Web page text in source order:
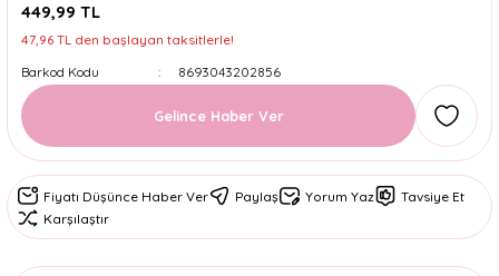
449,99 TL
47,96 TL den başlayan taksitlerle!
Barkod Kodu
8693043202856
Gelince Haber Ver
Fiyatı Düşünce Haber Ver Paylaş Yorum Yaz
Tavsiye Et
Karşılaştır